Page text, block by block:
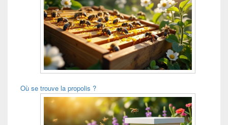
Où se trouve la propolis ?